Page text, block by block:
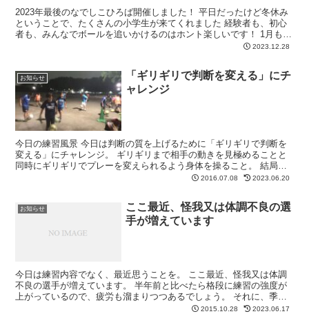
2023年最後のなでしこひろば開催しました！ 平日だったけど冬休み
ということで、たくさんの小学生が来てくれました 経験者も、初心
者も、みんなでボールを追いかけるのはホント楽しいです！ 1月もや
2023.12.28
お知らせ
「ギリギリで判断を変える」にチ
ャレンジ
今日の練習風景 今日は判断の質を上げるために「ギリギリで判断を
変える」にチャレンジ。 ギリギリまで相手の動きを見極めることと
同時にギリギリでプレーを変えられるよう身体を操ること。 結局い
つものW-UPで取り組んでいることがいかに重要かを理解...
2016.07.08 2023.06.20
お知らせ
ここ最近、怪我又は体調不良の選
手が増えています
今日は練習内容でなく、最近思うことを。 ここ最近、怪我又は体調
不良の選手が増えています。 半年前と比べたら格段に練習の強度が
上がっているので、疲労も溜まりつつあるでしょう。 それに、季節
の変わり目で体調を崩しやすいということもあるでしょう。...
2015.10.28 2023.06.17